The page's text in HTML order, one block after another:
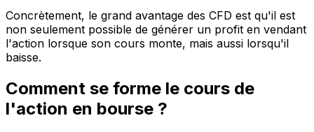
Concrètement, le grand avantage des CFD est qu'il est
non seulement possible de générer un profit en vendant
l'action lorsque son cours monte, mais aussi lorsqu'il
baisse.
Comment se forme le cours de
l'action en bourse ?